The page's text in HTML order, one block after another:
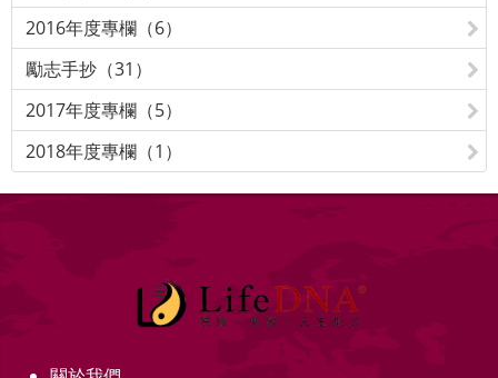
2016年度專欄（6）
勵志手抄（31）
2017年度專欄（5）
2018年度專欄（1）